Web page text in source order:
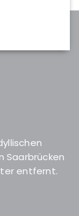
Saarbrücken
entfernt.